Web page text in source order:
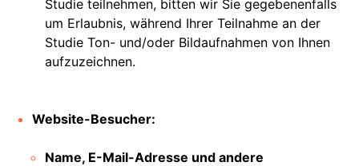
Studie teilnehmen, bitten wir Sie gegebenenfalls
um Erlaubnis, während Ihrer Teilnahme an der
Studie Ton- und/oder Bildaufnahmen von Ihnen
aufzuzeichnen.
Website-Besucher:
Name, E-Mail-Adresse und andere